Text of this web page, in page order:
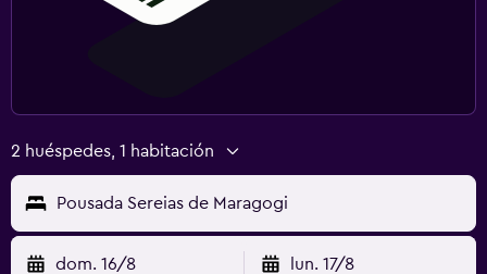
2 huéspedes, 1 habitación
Pousada Sereias de Maragogi
dom. 16/8 lun. 17/8